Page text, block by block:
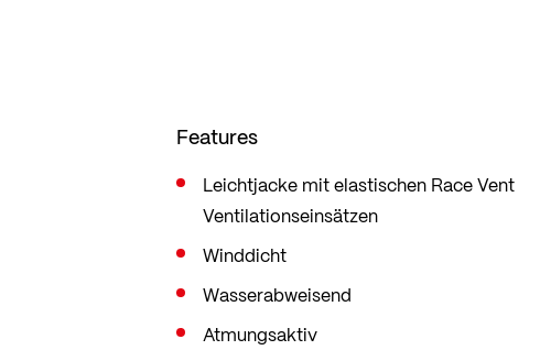
Features
Leichtjacke mit elastischen Race Vent
Ventilationseinsätzen
Winddicht
Wasserabweisend
Atmungsaktiv